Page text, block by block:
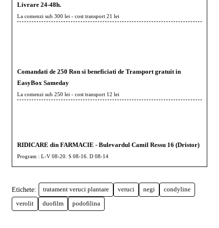
Livrare 24-48h.
La comenzi sub 300 lei - cost transport 21 lei
Comandati de 250 Ron si beneficiati de Transport gratuit in
EasyBox Sameday
La comenzi sub 250 lei - cost transport 12 lei
RIDICARE din FARMACIE - Bulevardul Camil Ressu 16 (Dristor)
Program : L-V 08-20. S 08-16. D 08-14
Etichete: tratament veruci plantare veruci negi condyline
verolit duofilm podofilina